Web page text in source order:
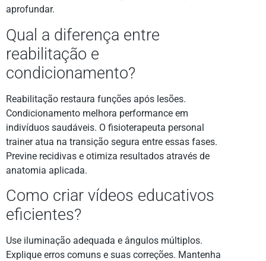
aprofundar.
Qual a diferença entre
reabilitação e
condicionamento?
Reabilitação restaura funções após lesões.
Condicionamento melhora performance em
indivíduos saudáveis. O fisioterapeuta personal
trainer atua na transição segura entre essas fases.
Previne recidivas e otimiza resultados através de
anatomia aplicada.
Como criar vídeos educativos
eficientes?
Use iluminação adequada e ângulos múltiplos.
Explique erros comuns e suas correções. Mantenha